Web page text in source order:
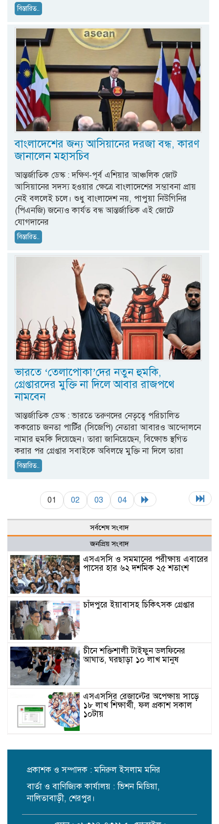
বিস্তারিত..
বাংলাদেশের জন্য আসিয়ানের দরজা বন্ধ, কারণ
জানালেন মহাসচিব
আন্তর্জাতিক ডেস্ক : দক্ষিণ-পূর্ব এশিয়ার আঞ্চলিক জোট
আসিয়ানের সদস্য হওয়ার ক্ষেত্রে বাংলাদেশের সম্ভাবনা প্রায়
নেই বললেই চলে। শুধু বাংলাদেশ নয়, পাপুয়া নিউগিনির
(পিএনজি) জন্যেও কার্যত বন্ধ আন্তর্জাতিক এই জোটে
যোগদানের
বিস্তারিত..
ভারতে ‘তেলাপোকা’দের নতুন হুমকি,
গ্রেপ্তারদের মুক্তি না দিলে আবার রাজপথে
নামবেন
আন্তর্জাতিক ডেস্ক : ভারতে তরুণদের নেতৃত্বে পরিচালিত
ককরোচ জনতা পার্টির (সিজেপি) নেতারা আবারও আন্দোলনে
নামার হুমকি দিয়েছেন। তারা জানিয়েছেন, বিক্ষোভ স্থগিত
করার পর গ্রেপ্তার সবাইকে অবিলম্বে মুক্তি না দিলে তারা
বিস্তারিত..
01 02 03 04
সর্বশেষ সংবাদ
জনপ্রিয় সংবাদ
এসএসসি ও সমমানের পরীক্ষায় এবারের
পাসের হার ৬২ দশমিক ২৫ শতাংশ
চাঁদপুরে ইয়াবাসহ চিকিৎসক গ্রেপ্তার
চীনে শক্তিশালী টাইফুন ডলফিনের
আঘাত, ঘরছাড়া ১০ লাখ মানুষ
এসএসসির রেজাল্টের অপেক্ষায় সাড়ে
১৮ লাখ শিক্ষার্থী, ফল প্রকাশ সকাল
১০টায়
পৌরসভা
মাদকবিরোধী প্রচারণায় শেরপুরে সুপার
কাপ ফুটবলের ফাইনাল
প্রকাশক ও সম্পাদক : মনিরুল ইসলাম মনির
বার্তা ও বাণিজ্যিক কার্যালয় : ভিশন মিডিয়া,
নালিতাবাড়ী, শেরপুর।